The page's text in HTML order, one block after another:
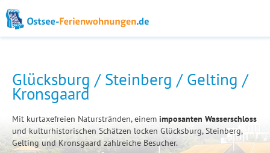
Glücksburg / Steinberg / Gelting /
Kronsgaard
Mit kurtaxefreien Naturstränden, einem imposanten Wasserschloss
und kulturhistorischen Schätzen locken Glücksburg, Steinberg,
Gelting und Kronsgaard zahlreiche Besucher.